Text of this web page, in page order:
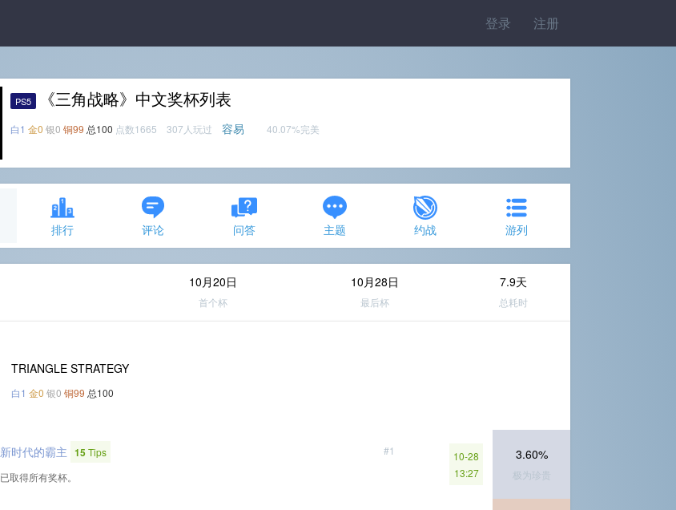
登录 注册
PS5 《三角战略》中文奖杯列表
白1 金0 银0 铜99 总100 点数1665 307人玩过 容易 40.07%完美
排行 评论 问答 主题 约战 游列
10月20日
首个杯
10月28日
最后杯
7.9天
总耗时
TRIANGLE STRATEGY
白1 金0 银0 铜99 总100
#1
新时代的霸主 15Tips
已取得所有奖杯。
10-28
13:27
3.60%
极为珍贵